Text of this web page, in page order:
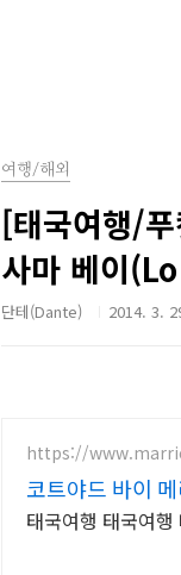
여행/해외
[태국여행/
사마 베이
단테(Dante) 2014. 3.
https://
코트야드 바이
태국여행 태국여